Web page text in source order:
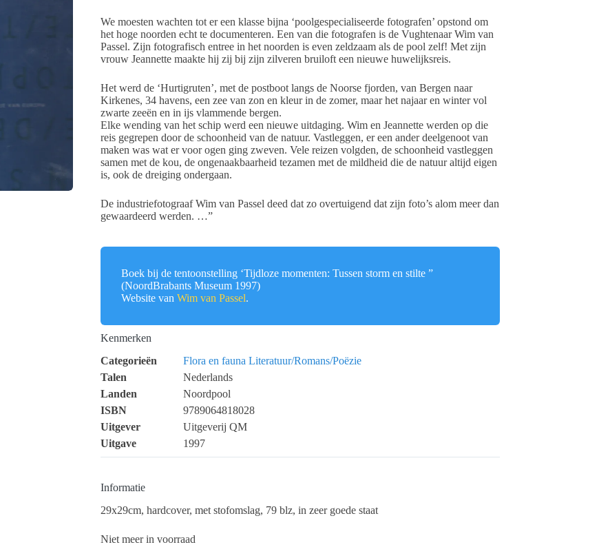
We moesten wachten tot er een klasse bijna ‘poolgespecialiseerde fotografen’ opstond om
het hoge noorden echt te documenteren. Een van die fotografen is de Vughtenaar Wim van
Passel. Zijn fotografisch entree in het noorden is even zeldzaam als de pool zelf! Met zijn
vrouw Jeannette maakte hij zij bij zijn zilveren bruiloft een nieuwe huwelijksreis.
Het werd de ‘Hurtigruten’, met de postboot langs de Noorse fjorden, van Bergen naar
Kirkenes, 34 havens, een zee van zon en kleur in de zomer, maar het najaar en winter vol
zwarte zeeën en in ijs vlammende bergen.
Elke wending van het schip werd een nieuwe uitdaging. Wim en Jeannette werden op die
reis gegrepen door de schoonheid van de natuur. Vastleggen, er een ander deelgenoot van
maken was wat er voor ogen ging zweven. Vele reizen volgden, de schoonheid vastleggen
samen met de kou, de ongenaakbaarheid tezamen met de mildheid die de natuur altijd eigen
is, ook de dreiging ondergaan.
De industriefotograaf Wim van Passel deed dat zo overtuigend dat zijn foto’s alom meer dan
gewaardeerd werden. …”
Boek bij de tentoonstelling ‘Tijdloze momenten: Tussen storm en stilte ”
(NoordBrabants Museum 1997)
Website van Wim van Passel.
Kenmerken
Categorieën
Flora en fauna Literatuur/Romans/Poëzie
Talen
Nederlands
Landen
Noordpool
ISBN
9789064818028
Uitgever
Uitgeverij QM
Uitgave
1997
Informatie
29x29cm, hardcover, met stofomslag, 79 blz, in zeer goede staat
Niet meer in voorraad